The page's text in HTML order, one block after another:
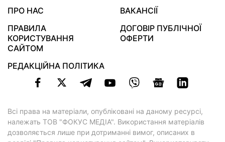
ПРО НАС
ВАКАНСІЇ
ПРАВИЛА
КОРИСТУВАННЯ
САЙТОМ
ДОГОВІР ПУБЛІЧНОЇ
ОФЕРТИ
РЕДАКЦІЙНА ПОЛІТИКА
Всі права на матеріали, опубліковані на даному ресурсі,
належать ТОВ "ФОКУС МЕДІА". Використання матеріалів
дозволяється лише при дотриманні вимог, описаних в